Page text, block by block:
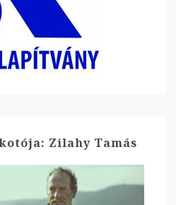
Zilahy Tamás